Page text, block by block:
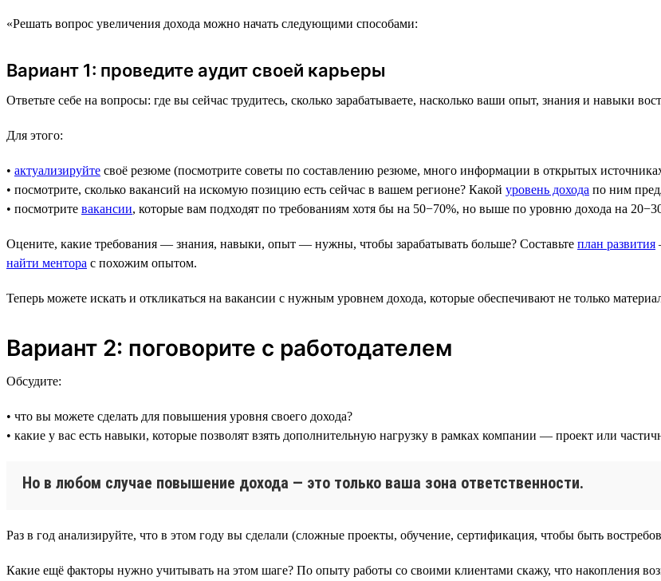
«Решать вопрос увеличения дохода можно начать следующими способами:
Вариант 1: проведите аудит своей карьеры
Ответьте себе на вопросы: где вы сейчас трудитесь, сколько зарабатываете, насколько ваши опыт, знания и навыки
Для этого:
• актуализируйте своё резюме (посмотрите советы по составлению резюме, много информации в открытых
• посмотрите, сколько вакансий на искомую позицию есть сейчас в вашем регионе? Какой уровень дохода по ним
• посмотрите вакансии, которые вам подходят по требованиям хотя бы на 50−70%, но выше по уровню дохода на
Оцените, какие требования — знания, навыки, опыт — нужны, чтобы зарабатывать больше? Составьте план развития
найти ментора с похожим опытом.
Теперь можете искать и откликаться на вакансии с нужным уровнем дохода, которые обеспечивают не только
Вариант 2: поговорите с работодателем
Обсудите:
• что вы можете сделать для повышения уровня своего дохода?
• какие у вас есть навыки, которые позволят взять дополнительную нагрузку в рамках компании — проект или
Но в любом случае повышение дохода — это только ваша зона ответственности.
Раз в год анализируйте, что в этом году вы сделали (сложные проекты, обучение, сертификация, чтобы быть
Какие ещё факторы нужно учитывать на этом шаге? По опыту работы со своими клиентами скажу, что накопления